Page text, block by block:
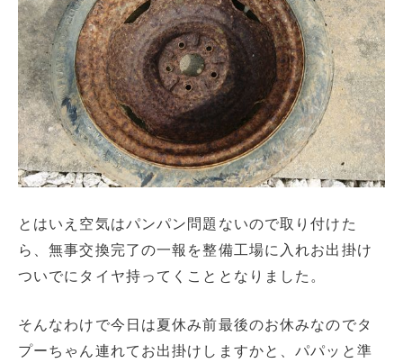
とはいえ空気はパンパン問題ないので取り付けた
ら、無事交換完了の一報を整備工場に入れお出掛け
ついでにタイヤ持ってくこととなりました。
そんなわけで今日は夏休み前最後のお休みなのでタ
プーちゃん連れてお出掛けしますかと、パパッと準